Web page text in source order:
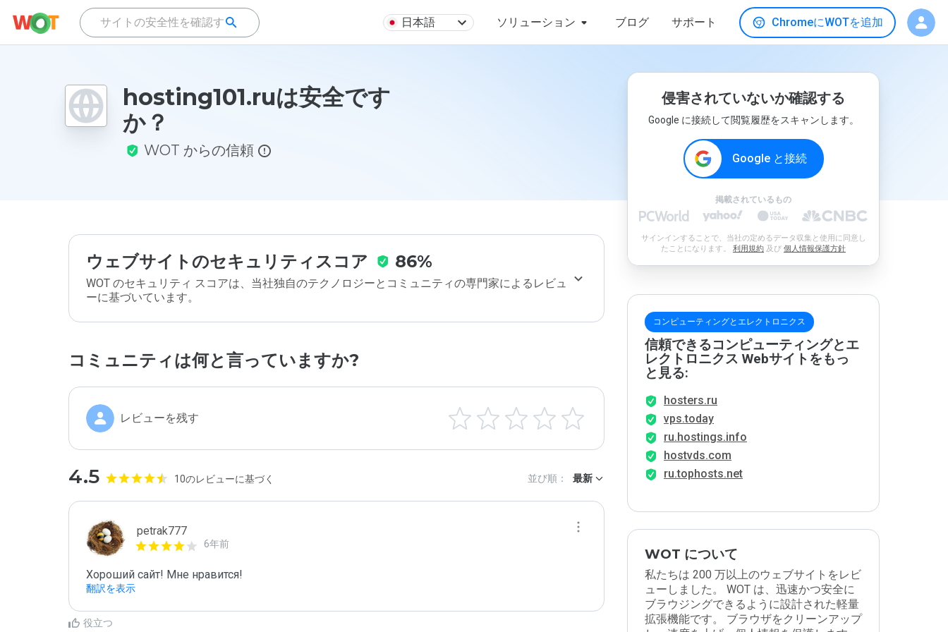
日本語 ソリューション ブログ サポート ChromeにWOTを追加
hosting101.ruは安全です
か？
WOT からの信頼
ウェブサイトのセキュリティスコア 86%
WOT のセキュリティ スコアは、当社独自のテクノロジーとコミュニティの専門家によるレビュ
ーに基づいています。
コミュニティは何と言っていますか?
レビューを残す
4.5 10のレビューに基づく 並び順： 最新
petrak777
6年前
Хороший сайт! Мне нравится!
翻訳を表示
役立つ
侵害されていないか確認する
Google に接続して閲覧履歴をスキャンします。
Google と接続
掲載されているもの
サインインすることで、当社の定めるデータ収集と使用に同意し
たことになります。 利用規約 及び 個人情報保護方針
コンピューティングとエレクトロニクス
信頼できるコンピューティングとエ
レクトロニクス Webサイトをもっ
と見る:
hosters.ru
vps.today
ru.hostings.info
hostvds.com
ru.tophosts.net
WOT について
私たちは 200 万以上のウェブサイトをレビ
ューしました。 WOT は、迅速かつ安全に
ブラウジングできるように設計された軽量
拡張機能です。 ブラウザをクリーンアップ